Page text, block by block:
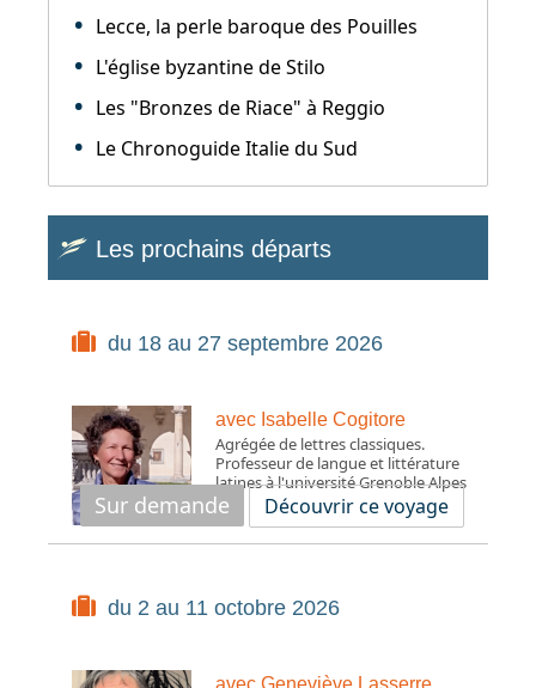
Lecce, la perle baroque des Pouilles
L'église byzantine de Stilo
Les "Bronzes de Riace" à Reggio
Le Chronoguide Italie du Sud
Les prochains départs
du 18 au 27 septembre 2026
avec Isabelle Cogitore
Agrégée de lettres classiques.
Professeur de langue et littérature
latines à l'université Grenoble Alpes
Sur demande Découvrir ce voyage
du 2 au 11 octobre 2026
avec Geneviève Lasserre